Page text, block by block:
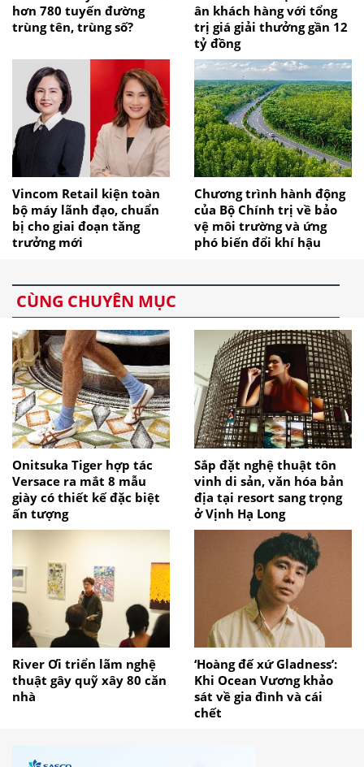
hơn 780 tuyến đường
trùng tên, trùng số?
ân khách hàng với tổng
trị giá giải thưởng gần 12
tỷ đồng
Vincom Retail kiện toàn
bộ máy lãnh đạo, chuẩn
bị cho giai đoạn tăng
trưởng mới
Chương trình hành động
của Bộ Chính trị về bảo
vệ môi trường và ứng
phó biến đổi khí hậu
CÙNG CHUYÊN MỤC
Onitsuka Tiger hợp tác
Versace ra mắt 8 mẫu
giày có thiết kế đặc biệt
ấn tượng
Sắp đặt nghệ thuật tôn
vinh di sản, văn hóa bản
địa tại resort sang trọng
ở Vịnh Hạ Long
River Ơi triển lãm nghệ
thuật gây quỹ xây 80 căn
nhà
‘Hoàng đế xứ Gladness’:
Khi Ocean Vương khảo
sát về gia đình và cái
chết